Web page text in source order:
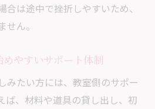
は途中で挫折しやすいため、
ん。
やすいサポート体制
みたい方には、教室側のサポー
ば、材料や道具の貸し出し、初